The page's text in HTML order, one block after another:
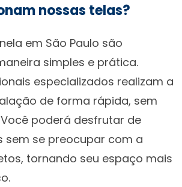
nossas telas?
em São Paulo são
simples e prática.
especializados realizam a
de forma rápida, sem
poderá desfrutar de
sem se preocupar com a
tornando seu espaço mais